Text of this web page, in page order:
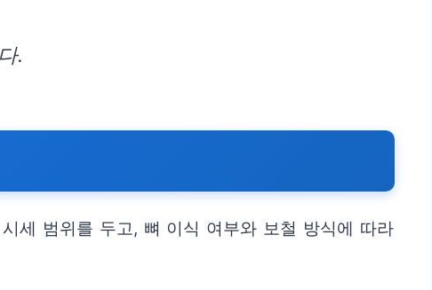
.
세 범위를 두고, 뼈 이식 여부와 보철 방식에 따라